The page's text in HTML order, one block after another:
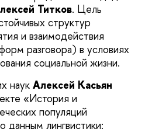
Титков. Цель
структур
и взаимодействия
разговора) в условиях
социальной жизни.
наук Алексей Касьян
«История и
популяций
данным лингвистики: